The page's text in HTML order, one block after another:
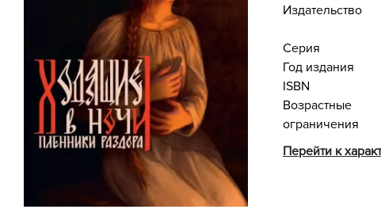
Издательство
Серия
Год издания
ISBN
Возрастные
ограничения
Перейти к